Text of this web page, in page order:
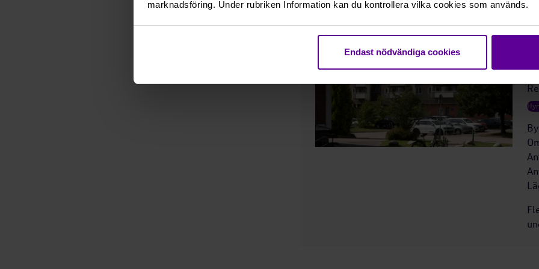
marknadsföring. Under rubriken Information kan du kontrollera vilka cookies som används.
Endast nödvändiga cookies
B